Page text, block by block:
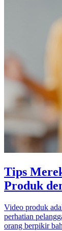
Tips
Produk
Video produk
perhatian
orang berpikir